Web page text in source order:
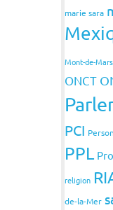
marie sara
Mont-de-
ONCT
PCI
PPL
religion
de-la-Mer